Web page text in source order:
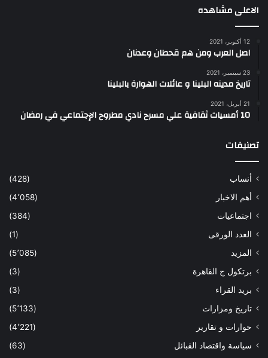
الاعلى مشاهده
12 أكتوبر، 2021
اصل العرب ومن هم قحطان وعدنان
23 سبتمبر، 2021
تاريخ مدينه البلينا و عائلات الهوارة بالبلينا
21 أبريل، 2021
10 أمسيات ثقافية علي مسرح نادي مطروح الإجتماعي في رمضان
تصنيفات
أنساب
(428)
أهم الاخبار
(4٬058)
اجتماعيات
(384)
العدد الورقى
(1)
المزيد
(5٬085)
برتكول ج القاهرة
(3)
بريد القراء
(3)
تاريخ ومزارات
(5٬133)
حوارات و تقارير
(4٬221)
سياسة واقتصاد القبائل
(63)